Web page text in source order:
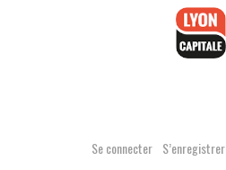
Se connecter S’enregistrer